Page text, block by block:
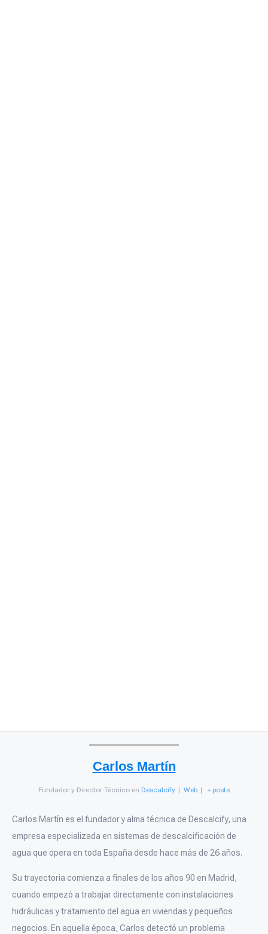
Carlos Martín
Fundador y Director Técnico en Descalcify | Web | + posts
Carlos Martín es el fundador y alma técnica de Descalcify, una
empresa especializada en sistemas de descalcificación de
agua que opera en toda España desde hace más de 26 años.
Su trayectoria comienza a finales de los años 90 en Madrid,
cuando empezó a trabajar directamente con instalaciones
hidráulicas y tratamiento del agua en viviendas y pequeños
negocios. En aquella época, Carlos detectó un problema